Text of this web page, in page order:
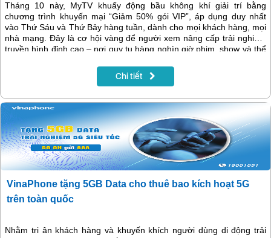
Tháng 10 này, MyTV khuấy động bầu không khí giải trí bằng
chương trình khuyến mại “Giảm 50% gói VIP”, áp dụng duy nhất
vào Thứ Sáu và Thứ Bảy hàng tuần, dành cho mọi khách hàng, mọi
nhà mạng. Đây là cơ hội vàng để người xem nâng cấp trải nghiệm
truyền hình đỉnh cao – nơi quy tụ hàng nghìn giờ phim, show và thể
Chi tiết
VinaPhone tặng 5GB Data cho thuê bao kích hoạt 5G
trên toàn quốc
Nhằm tri ân khách hàng và khuyến khích người dùng di động trải